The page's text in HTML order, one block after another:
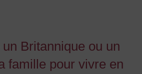
Britannique ou un
famille pour vivre en